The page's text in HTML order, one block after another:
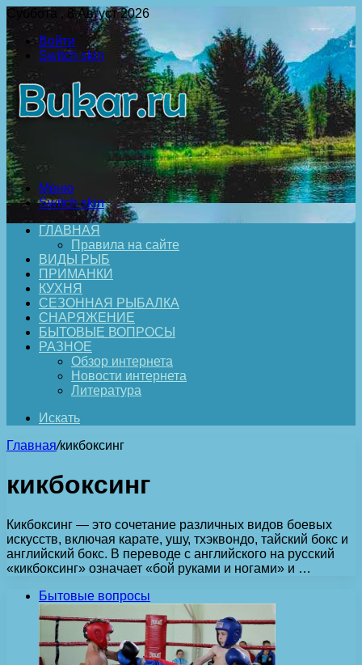
Суббота , 8 Август 2026
Войти
Switch skin
Меню
Switch skin
ГЛАВНАЯ
Правила на сайте
ВИДЫ РЫБ
ПРИМАНКИ
КУХНЯ
СЕЗОННАЯ РЫБАЛКА
СНАРЯЖЕНИЕ
БЫТОВЫЕ ВОПРОСЫ
РАЗНОЕ
Обзор интернета
Новости интернета
Литература
Искать
Главная/кикбоксинг
кикбоксинг
Кикбоксинг — это сочетание различных видов боевых
искусств, включая карате, ушу, тхэквондо, тайский бокс и
английский бокс. В переводе с английского на русский
«кикбоксинг» означает «бой руками и ногами» и …
Бытовые вопросы